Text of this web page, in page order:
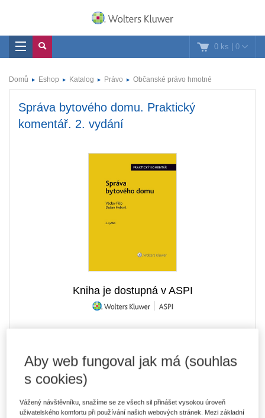
0 ks | 0
Domů Eshop Katalog Právo Občanské právo hmotné
Správa bytového domu. Praktický
komentář. 2. vydání
Kniha je dostupná v ASPI
Ušetříte 79 Kč
DMOC 529 Kč
Skladem- expedice do 2 pracovních dnů
V prodeji - ihned k dispozici
Co je Smarteca?
Aby web fungoval jak má (souhlas
s cookies)
Vážený návštěvníku, snažíme se ze všech sil přinášet vysokou úroveň
uživatelského komfortu při používání našich webových stránek. Mezi základní